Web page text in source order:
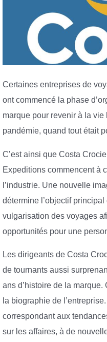
Certaines entreprises de
ont commencé la phase
marque pour revenir à la vie
pandémie, quand tout était
C’est ainsi que Costa
Expeditions commencent à
l’industrie. Une nouvelle
détermine l’objectif
vulgarisation des voyages
opportunités pour une
Les dirigeants de Costa
de tournants aussi
ans d’histoire de la marque.
la biographie de
correspondant aux
sur les affaires, à de